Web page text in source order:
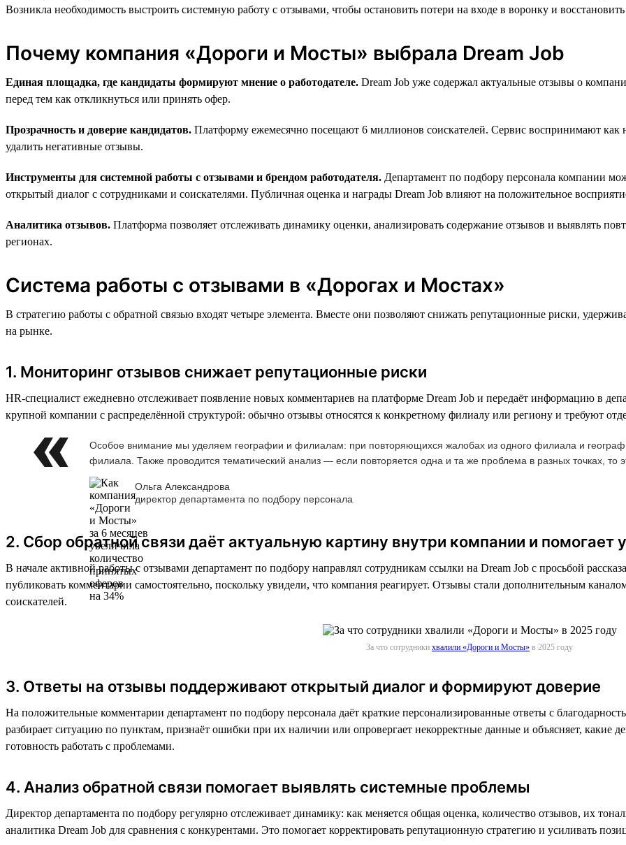
Возникла необходимость выстроить системную работу с отзывами, чтобы остановить потери на входе в воронку и
Почему компания «Дороги и Мосты» выбрала Dream Job
Единая площадка, где кандидаты формируют мнение о работодателе. Dream Job уже содержал актуальные отзывы о
перед тем как откликнуться или принять офер.
Прозрачность и доверие кандидатов. Платформу ежемесячно посещают 6 миллионов соискателей. Сервис воспринимают как
удалить негативные отзывы.
Инструменты для системной работы с отзывами и брендом работодателя. Департамент по подбору персонала компании
открытый диалог с сотрудниками и соискателями. Публичная оценка и награды Dream Job влияют на положительное
Аналитика отзывов. Платформа позволяет отслеживать динамику оценки, анализировать содержание отзывов и выявлять
регионах.
Система работы с отзывами в «Дорогах и Мостах»
В стратегию работы с обратной связью входят четыре элемента. Вместе они позволяют снижать репутационные риски,
на рынке.
1. Мониторинг отзывов снижает репутационные риски
HR-специалист ежедневно отслеживает появление новых комментариев на платформе Dream Job и передаёт информацию в
крупной компании с распределённой структурой: обычно отзывы относятся к конкретному филиалу или региону и требуют
Особое внимание мы уделяем географии и филиалам: при повторяющихся жалобах из одного филиала и
филиала. Также проводится тематический анализ — если повторяется одна и та же проблема в разных точках, то
Ольга Александрова
директор департамента по подбору персонала
2. Сбор обратной связи даёт актуальную картину внутри компании и помогает
В начале активной работы с отзывами департамент по подбору направлял сотрудникам ссылки на Dream Job с просьбой
публиковать комментарии самостоятельно, поскольку увидели, что компания реагирует. Отзывы стали дополнительным
соискателей.
За что сотрудники хвалили «Дороги и Мосты» в 2025 году
3. Ответы на отзывы поддерживают открытый диалог и формируют доверие
На положительные комментарии департамент по подбору персонала даёт краткие персонализированные ответы с
разбирает ситуацию по пунктам, признаёт ошибки при их наличии или опровергает некорректные данные и объясняет, какие
готовность работать с проблемами.
4. Анализ обратной связи помогает выявлять системные проблемы
Директор департамента по подбору регулярно отслеживает динамику: как меняется общая оценка, количество отзывов, их
аналитика Dream Job для сравнения с конкурентами. Это помогает корректировать репутационную стратегию и усиливать